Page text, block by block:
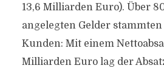
13,6 Milliarden Euro). Über
angelegten Gelder stammten
Kunden: Mit einem
Milliarden Euro lag der